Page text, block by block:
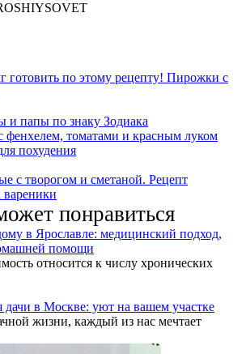
готовить по этому рецепту! Пирожки с
папы по знаку Зодиака
фенхелем, томатами и красным луком
похудения
с творогом и сметаной. Рецепт
вареники
понравиться
в Ярославле: медицинский подход,
помощи
относится к числу хронических
дачи в Москве: уют на вашем участке
жизни, каждый из нас мечтает